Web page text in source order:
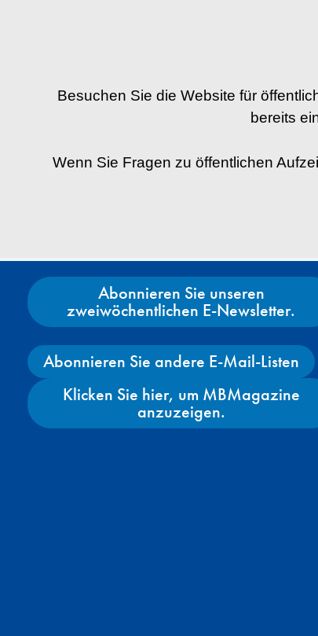
Besuchen Sie die Website für
bereits
Wenn Sie Fragen zu öffentlichen
Abonnieren Sie unseren
zweiwöchentlichen E-Newsletter.
Abonnieren Sie andere E-Mail-Listen
Klicken Sie hier, um MBMagazine
anzuzeigen.